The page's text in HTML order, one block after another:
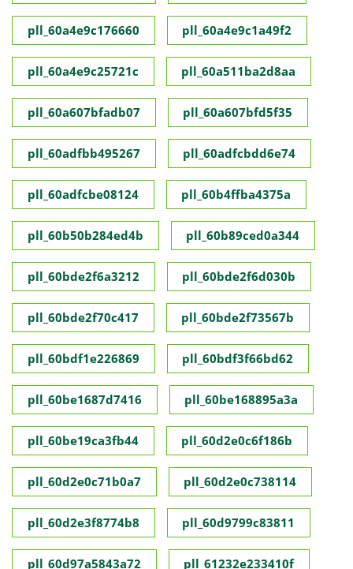
pll_60a4e9c176660 pll_60a4e9c1a49f2
pll_60a4e9c25721c pll_60a511ba2d8aa
pll_60a607bfadb07 pll_60a607bfd5f35
pll_60adfbb495267 pll_60adfcbdd6e74
pll_60adfcbe08124 pll_60b4ffba4375a
pll_60b50b284ed4b pll_60b89ced0a344
pll_60bde2f6a3212 pll_60bde2f6d030b
pll_60bde2f70c417 pll_60bde2f73567b
pll_60bdf1e226869 pll_60bdf3f66bd62
pll_60be1687d7416 pll_60be168895a3a
pll_60be19ca3fb44 pll_60d2e0c6f186b
pll_60d2e0c71b0a7 pll_60d2e0c738114
pll_60d2e3f8774b8 pll_60d9799c83811
pll_60d97a5843a72 pll_61232e233410f